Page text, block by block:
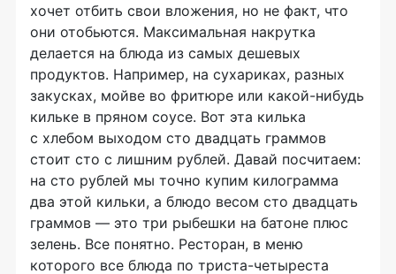
хочет отбить свои вложения, но не факт, что
они отобьются. Максимальная накрутка
делается на блюда из самых дешевых
продуктов. Например, на сухариках, разных
закусках, мойве во фритюре или какой-нибудь
кильке в пряном соусе. Вот эта килька
с хлебом выходом сто двадцать граммов
стоит сто с лишним рублей. Давай посчитаем:
на сто рублей мы точно купим килограмма
два этой кильки, а блюдо весом сто двадцать
граммов — это три рыбешки на батоне плюс
зелень. Все понятно. Ресторан, в меню
которого все блюда по триста-четыреста